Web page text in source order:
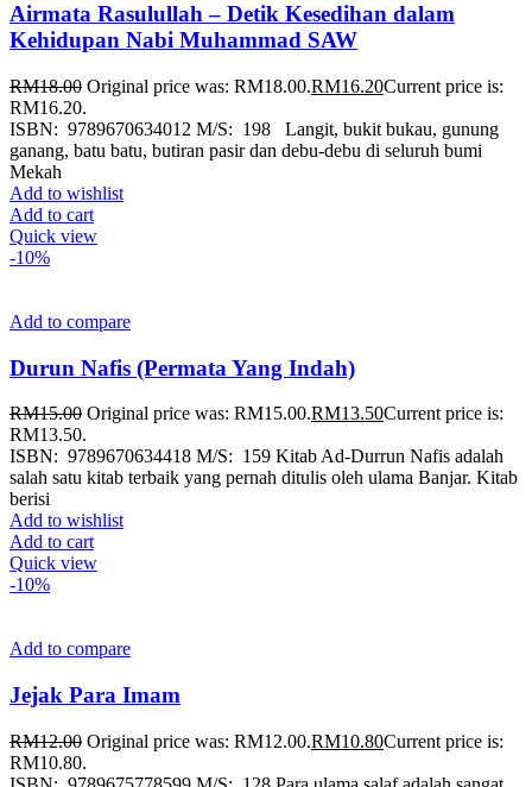
Airmata Rasulullah – Detik Kesedihan dalam
Kehidupan Nabi Muhammad SAW
RM18.00 Original price was: RM18.00.RM16.20Current price is:
RM16.20.
ISBN: 9789670634012 M/S: 198 Langit, bukit bukau, gunung
ganang, batu batu, butiran pasir dan debu-debu di seluruh bumi
Mekah
Add to wishlist
Add to cart
Quick view
-10%
Add to compare
Durun Nafis (Permata Yang Indah)
RM15.00 Original price was: RM15.00.RM13.50Current price is:
RM13.50.
ISBN: 9789670634418 M/S: 159 Kitab Ad-Durrun Nafis adalah
salah satu kitab terbaik yang pernah ditulis oleh ulama Banjar. Kitab
berisi
Add to wishlist
Add to cart
Quick view
-10%
Add to compare
Jejak Para Imam
RM12.00 Original price was: RM12.00.RM10.80Current price is:
RM10.80.